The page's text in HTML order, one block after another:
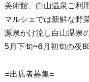
美術館、白山温泉ご利
マルシェでは新鮮な野
源泉かけ流し白山温泉
5月下旬~6月初旬の夜
=出店者募集=